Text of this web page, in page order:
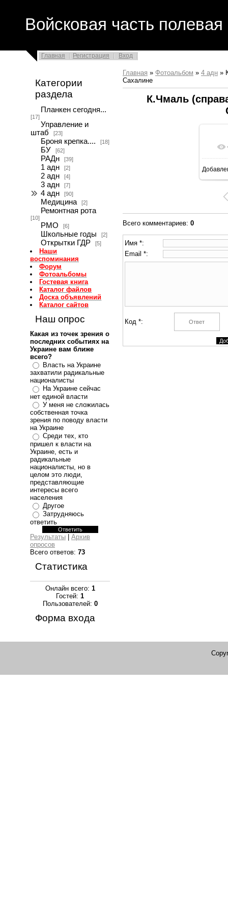
Войсковая часть полевая
Главная Регистрация Вход
Категории
раздела
Планкен сегодня...
[17]
Управление и
штаб
[23]
Броня крепка.... [18]
БУ [62]
РАДн [39]
1 адн [2]
2 адн [4]
3 адн [7]
4 адн [90]
Медицина [2]
Ремонтная рота
[10]
РМО [6]
Школьные годы [2]
Открытки ГДР [5]
Наши
воспоминания
Форум
Фотоальбомы
Гостевая книга
Каталог файлов
Доска объявлений
Каталог сайтов
Наш опрос
Какая из точек зрения о
последних событиях на
Украине вам ближе
всего?
Власть на Украине
захватили радикальные
националисты
На Украине сейчас
нет единой власти
У меня не сложилась
собственная точка
зрения по поводу власти
на Украине
Среди тех, кто
пришел к власти на
Украине, есть и
радикальные
националисты, но в
целом это люди,
представляющие
интересы всего
населения
Другое
Затрудняюсь
ответить
Результаты
Архив
опросов
Всего ответов: 73
Статистика
Онлайн всего: 1
Гостей: 1
Пользователей: 0
Форма входа
Главная » Фотоальбом » 4 адн »
Сахалине
К.Чмаль
Всего комментариев: 0
Имя *:
Email *:
Код *: